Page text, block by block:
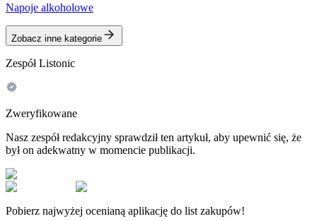
Napoje alkoholowe
Zobacz inne kategorie
Zespół Listonic
Zweryfikowane
Nasz zespół redakcyjny sprawdził ten artykuł, aby upewnić się, że
był on adekwatny w momencie publikacji.
Pobierz najwyżej ocenianą aplikację do list zakupów!